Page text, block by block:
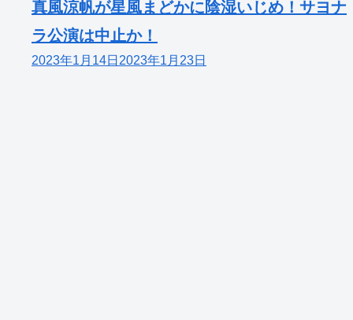
真風涼帆が星風まどかに陰湿いじめ！サヨナ
ラ公演は中止か！
2023年1月14日 2023年1月23日